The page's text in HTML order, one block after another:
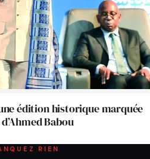
édition historique marquée
Babou
RIEN